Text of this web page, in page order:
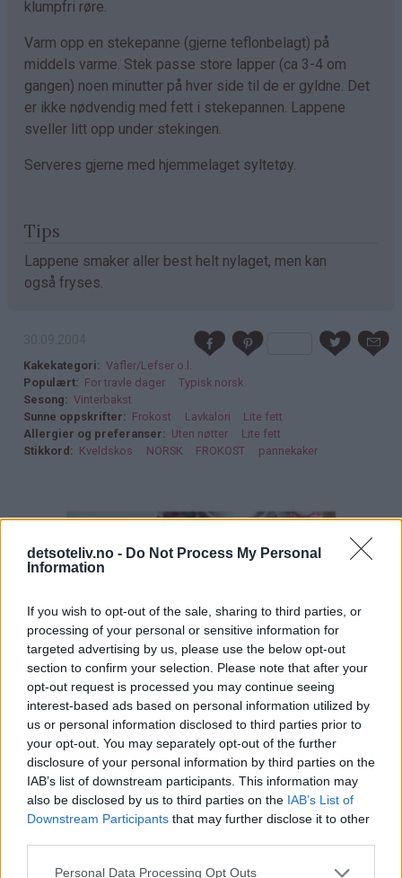
detsoteliv.no - Do Not Process My Personal
Information
If you wish to opt-out of the sale, sharing to third parties, or
processing of your personal or sensitive information for
targeted advertising by us, please use the below opt-out
section to confirm your selection. Please note that after your
opt-out request is processed you may continue seeing
interest-based ads based on personal information utilized by
us or personal information disclosed to third parties prior to
your opt-out. You may separately opt-out of the further
disclosure of your personal information by third parties on the
IAB’s list of downstream participants. This information may
also be disclosed by us to third parties on the IAB’s List of
Downstream Participants that may further disclose it to other
Personal Data Processing Opt Outs
klumpfri røre.
Varm opp en stekepanne (gjerne teflonbelagt) på
middels varme. Stek passe store lapper (ca 3-4 om
gangen) noen minutter på hver side til de er gyldne. Det
er ikke nødvendig med fett i stekepannen. Lappene
sveller litt opp under stekingen.
Serveres gjerne med hjemmelaget syltetøy.
Tips
Lappene smaker aller best helt nylaget, men kan
også fryses.
Kakekategori
Vafler/Lefser o.l.
Populært
For travle dager
Typisk norsk
Sesong
Vinterbakst
Sunne oppskrifter
Frokost Lavkalori
Lite fett
Allergier og preferanser
Uten nøtter
Lite fett
Stikkord
Kveldskos NORSK FROKOST pannekaker